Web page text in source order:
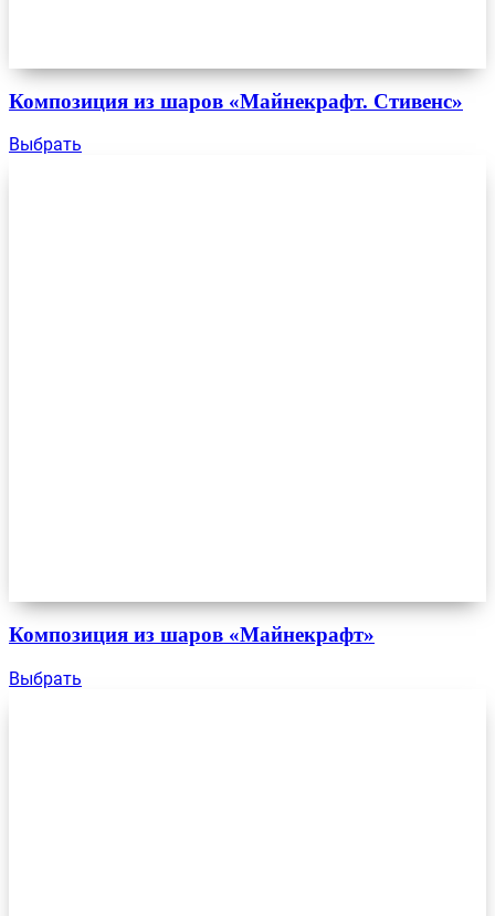
Композиция из шаров «Майнекрафт. Стивенс»
Выбрать
Композиция из шаров «Майнекрафт»
Выбрать